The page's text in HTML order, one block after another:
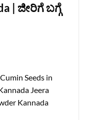
| ಜೀರಿಗೆ ಬಗ್ಗೆ
Seeds in
Jeera
Kannada